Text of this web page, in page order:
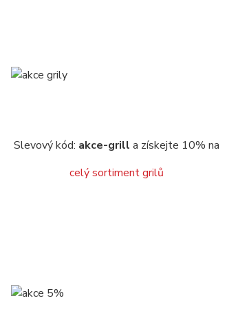
Slevový kód: akce-grill a získejte 10% na
celý sortiment grilů